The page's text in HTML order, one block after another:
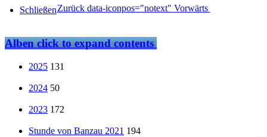
Zurück data-iconpos="notext" Vorwärts
Schließen
Albenclick to expand contents
2025 131
2024 50
2023 172
Stunde von Banzau 2021 194